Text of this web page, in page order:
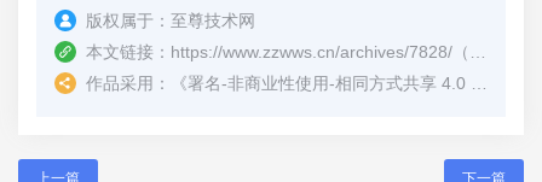
版权属于： 至尊技术网
本文链接： https://www.zzwws.cn/archives/7828/ （转载时请注明本文出处及文章链接）
作品采用：
《署名-非商业性使用-相同方式共享 4.0 国际 (CC BY-NC-SA 4.0)
上一篇 下一篇